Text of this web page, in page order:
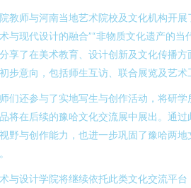
教师与河南当地艺术院校及文化机构开
与现代设计的融合”“非物质文化遗产的当
享了在美术教育、设计创新及文化传播
步意向，包括师生互访、联合展览及艺术
们还参与了实地写生与创作活动，将研
将在后续的豫哈文化交流展中展出。通
野与创作能力，也进一步巩固了豫哈两
与设计学院将继续依托此类文化交流平